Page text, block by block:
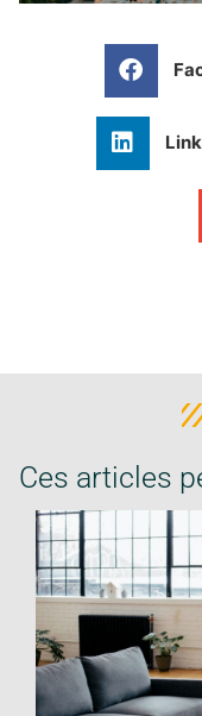
Ces articles